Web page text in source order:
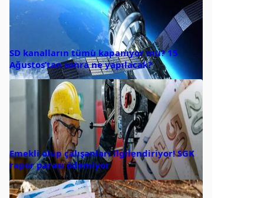
SD kanalların tümü kapanıyor mu? 15
Ağustos’tan sonra ne yapılacak?
Emekli olup çalışanları ilgilendiriyor! SGK
rapor parası ödemiyor